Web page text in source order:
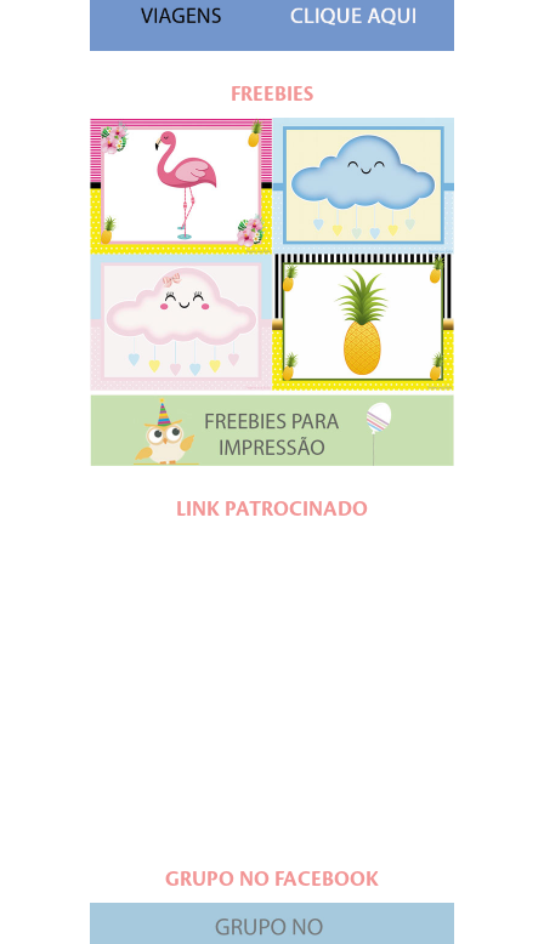
FREEBIES
LINK PATROCINADO
GRUPO NO FACEBOOK